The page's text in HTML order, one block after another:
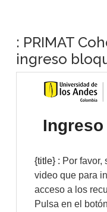
: PRIMAT
ingreso